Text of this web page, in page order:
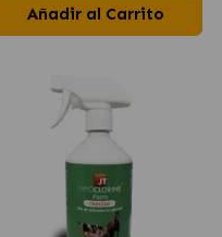
Añadir al Carrito